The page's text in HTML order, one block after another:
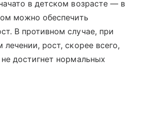
в детском возрасте — в
можно обеспечить
В противном случае, при
лечении, рост, скорее всего,
достигнет нормальных